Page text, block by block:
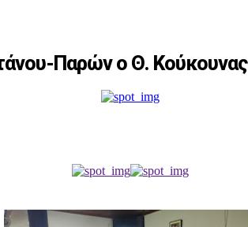
Παρών ο Θ. Κούκουνας